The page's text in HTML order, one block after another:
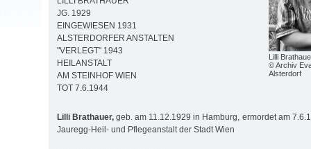
Lilli
© Archiv
Alsterdorf
JG. 1929
EINGEWIESEN 1931
ALSTERDORFER ANSTALTEN
"VERLEGT" 1943
HEILANSTALT
AM STEINHOF WIEN
TOT 7.6.1944
Lilli Brathauer, geb. am 11.12.1929 in Hamburg, ermordet am
Jauregg-Heil- und Pflegeanstalt der Stadt Wien